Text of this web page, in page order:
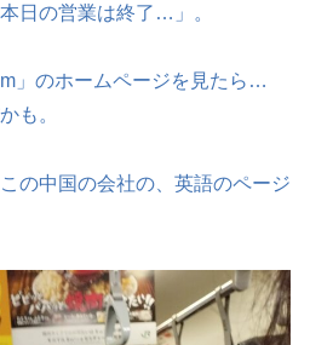
日の営業は終了…」。
」のホームページを見たら…
も。
の中国の会社の、英語のページ